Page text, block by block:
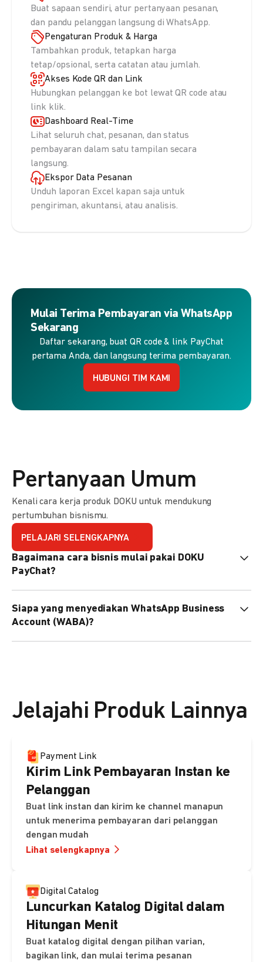
Buat sapaan sendiri, atur pertanyaan pesanan,
dan pandu pelanggan langsung di WhatsApp.
Pengaturan Produk & Harga
Tambahkan produk, tetapkan harga
tetap/opsional, serta catatan atau jumlah.
Akses Kode QR dan Link
Hubungkan pelanggan ke bot lewat QR code atau
link klik.
Dashboard Real-Time
Lihat seluruh chat, pesanan, dan status
pembayaran dalam satu tampilan secara
langsung.
Ekspor Data Pesanan
Unduh laporan Excel kapan saja untuk
pengiriman, akuntansi, atau analisis.
Mulai Terima Pembayaran via WhatsApp
Sekarang
Daftar sekarang, buat QR code & link PayChat
pertama Anda, dan langsung terima pembayaran.
HUBUNGI TIM KAMI
Pertanyaan Umum
Kenali cara kerja produk DOKU untuk mendukung
pertumbuhan bisnismu.
PELAJARI SELENGKAPNYA
Bagaimana cara bisnis mulai pakai DOKU
PayChat?
nanti tim kami bantu setup. Bisa juga pakai nomor
WhatsApp bisnis yang sudah dimiliki sendiri, atau dari
DOKU yang buatkan WhatsApp Bisnis terverifikasi juga
Siapa yang menyediakan WhatsApp Business
Account (WABA)?
Jelajahi Produk Lainnya
Payment Link
Kirim Link Pembayaran Instan ke
Pelanggan
Buat link instan dan kirim ke channel manapun
untuk menerima pembayaran dari pelanggan
dengan mudah
Lihat selengkapnya
Digital Catalog
Luncurkan Katalog Digital dalam
Hitungan Menit
Buat katalog digital dengan pilihan varian,
bagikan link, dan mulai terima pesanan